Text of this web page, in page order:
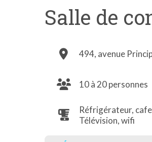
Salle de
494, avenue
10 à 20 personnes
Réfrigérateur,
Télévision, wifi